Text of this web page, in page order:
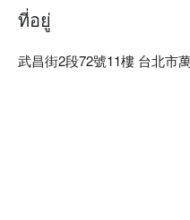
ที่อยู่
武昌街2段72號11樓 台北市